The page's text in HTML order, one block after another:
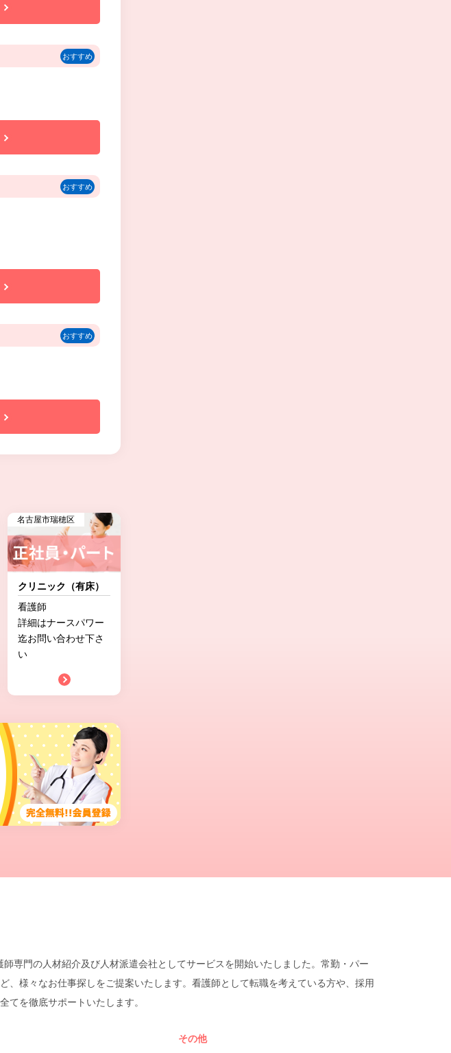
おすすめ
おすすめ
おすすめ
名古屋市瑞穂区
クリニック（有床）
看護師
詳細はナースパワー
迄お問い合わせ下さ
い
専門の人材紹介及び人材派遣会社としてサービスを開始いたしました。常勤・パー
様々なお仕事探しをご提案いたします。看護師として転職を考えている方や、採用
てを徹底サポートいたします。
その他